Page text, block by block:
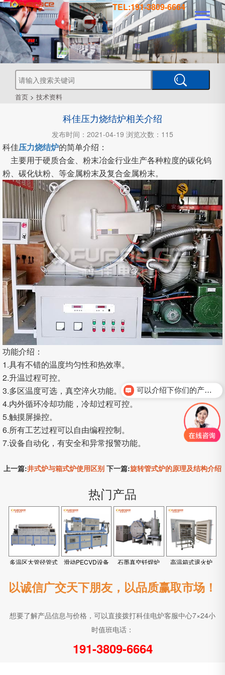
TEL:191-3809-6664
首页 > 技术资料
科佳压力烧结炉相关介绍
发布时间：2021-04-19 浏览次数：115
科佳压力烧结炉的简单介绍：
主要用于硬质合金、粉末冶金行业生产各种粒度的碳化钨
粉、碳化钛粉、等金属粉末及复合金属粉末。
功能介绍：
1.具有不错的温度均匀性和热效率。
2.升温过程可控。
3.多区温度可选，真空淬火功能。
4.内外循环冷却功能，冷却过程可控。
5.触摸屏操控。
6.所有工艺过程可以自由编程控制。
7.设备自动化，有安全和异常报警功能。
上一篇:井式炉与箱式炉使用区别 下一篇:旋转管式炉的原理及结构介绍
热门产品
多温区大管径管式
滑动PECVD设备 石墨真空钎焊炉 高温箱式退火炉
以诚信广交天下朋友，以品质赢取市场！
想要了解产品信息与价格，可以直接拨打科佳电炉客服中心7×24小
时值班电话：
191-3809-6664
真
空管
炉
CVD
PECVD
真
空
钎
焊
炉
真
空
烧
结
空
热
处
空
炉
可以介绍下你们的产品么？